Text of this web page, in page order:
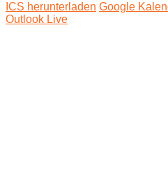
ICS herunterladen Google
Outlook Live